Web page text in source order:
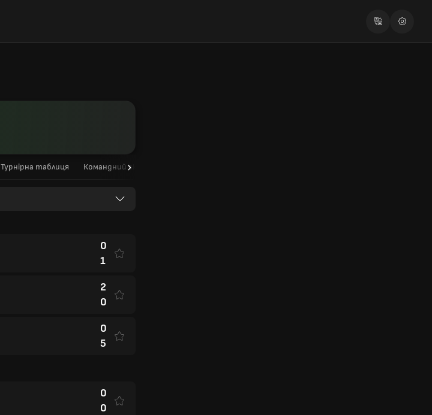
Турнірна таблиця Командний склад
0
1
2
0
0
5
0
0